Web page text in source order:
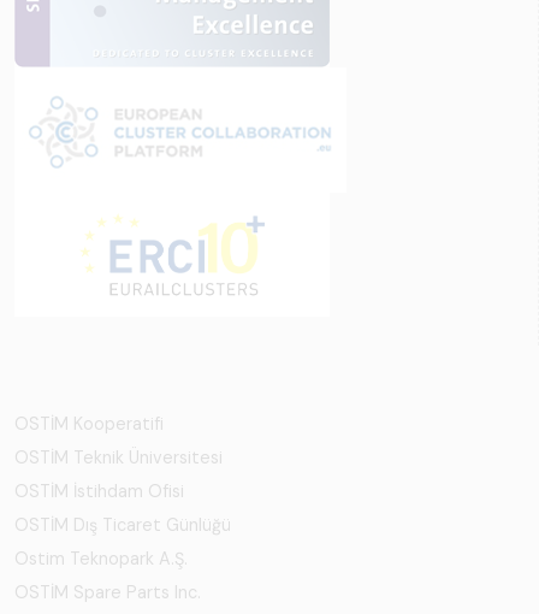
OSTİM Kooperatifi
OSTİM Teknik Üniversitesi
OSTİM İstihdam Ofisi
OSTİM Dış Ticaret Günlüğü
Ostim Teknopark A.Ş.
OSTİM Spare Parts Inc.